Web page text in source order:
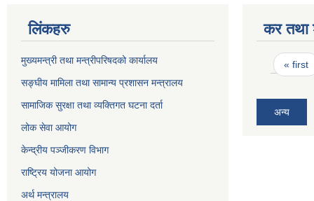
लिंकहरु
मुख्यमन्त्री तथा मन्त्रीपरिषदको कार्यालय
सङ्घीय मामिला तथा सामान्य प्रशासन मन्त्रालय
सामाजिक सुरक्षा तथा व्यक्तिगत घटना दर्ता
लोक सेवा आयोग
केन्द्रीय पञ्जीकरण विभाग
राष्ट्रिय योजना आयोग
अर्थ मन्त्रालय
कर
Pages
« first
अन्य